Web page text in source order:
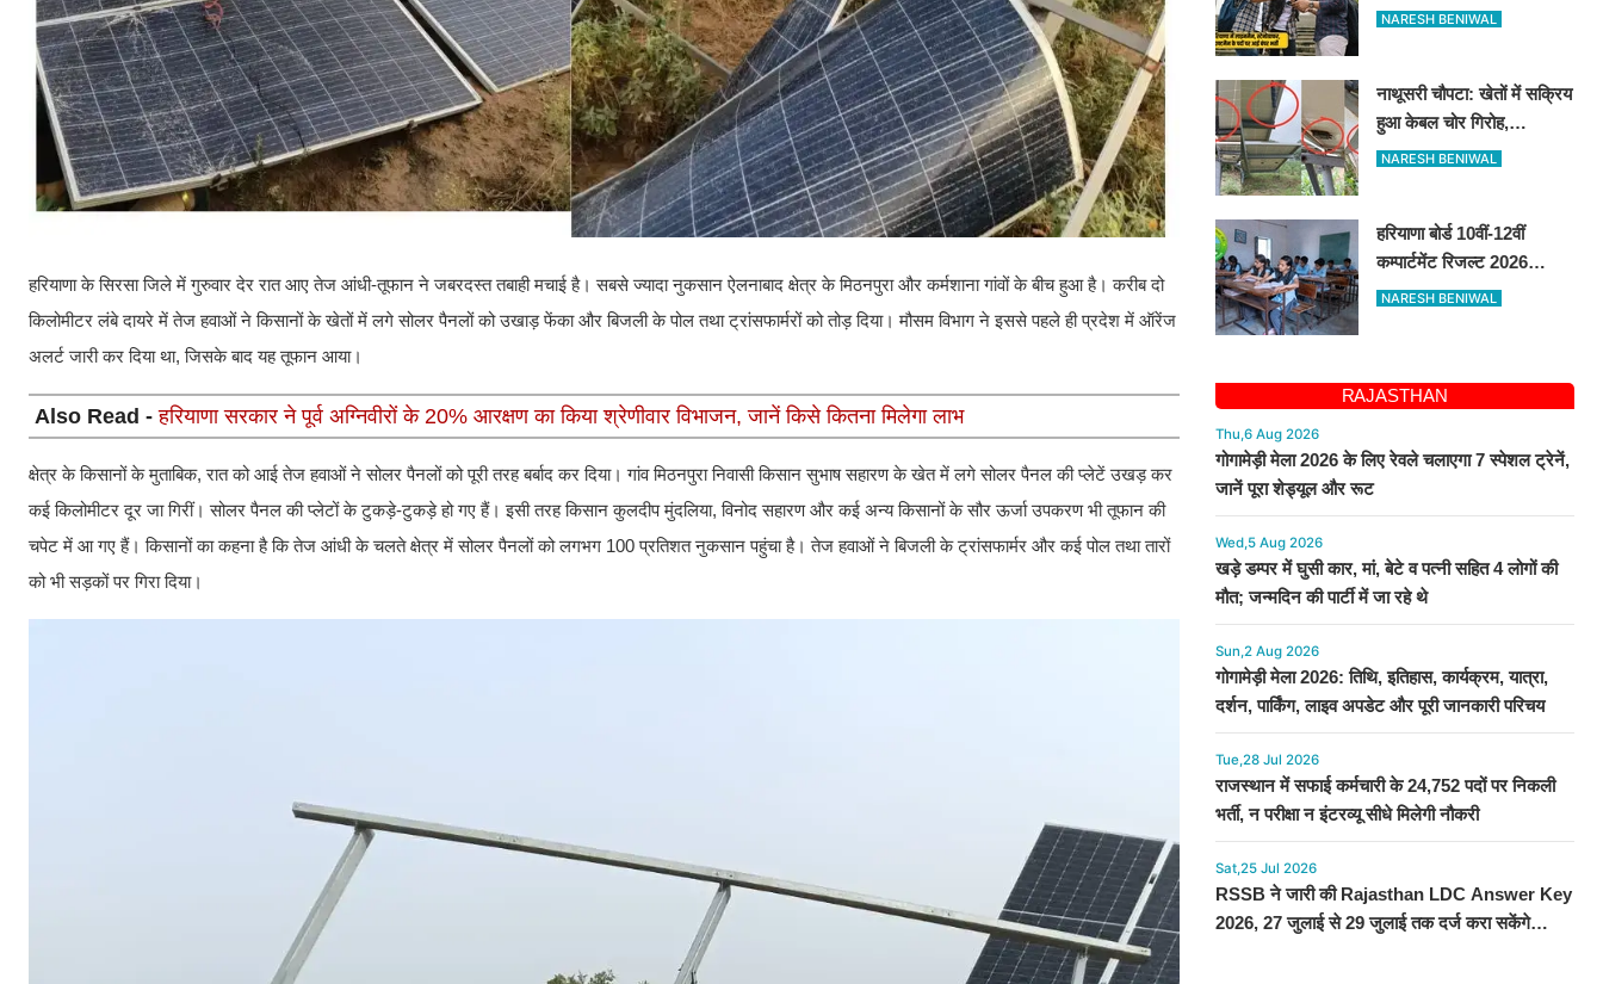
हरियाणा के सिरसा जिले में गुरुवार देर रात आए तेज आंधी-तूफान ने जबरदस्त तबाही मचाई है। सबसे ज्यादा नुकसान ऐलनाबाद क्षेत्र के मिठनपुरा और कर्मशाना गांवों के बीच हुआ है। करीब दो
किलोमीटर लंबे दायरे में तेज हवाओं ने किसानों के खेतों में लगे सोलर पैनलों को उखाड़ फेंका और बिजली के पोल तथा ट्रांसफार्मरों को तोड़ दिया। मौसम विभाग ने इससे पहले ही प्रदेश में ऑरेंज
अलर्ट जारी कर दिया था, जिसके बाद यह तूफान आया।
Also Read -हरियाणा सरकार ने पूर्व अग्निवीरों के 20% आरक्षण का किया श्रेणीवार विभाजन, जानें किसे कितना मिलेगा लाभ
क्षेत्र के किसानों के मुताबिक, रात को आई तेज हवाओं ने सोलर पैनलों को पूरी तरह बर्बाद कर दिया। गांव मिठनपुरा निवासी किसान सुभाष सहारण के खेत में लगे सोलर पैनल की प्लेटें उखड़ कर
कई किलोमीटर दूर जा गिरीं। सोलर पैनल की प्लेटों के टुकड़े-टुकड़े हो गए हैं। इसी तरह किसान कुलदीप मुंदलिया, विनोद सहारण और कई अन्य किसानों के सौर ऊर्जा उपकरण भी तूफान की
चपेट में आ गए हैं। किसानों का कहना है कि तेज आंधी के चलते क्षेत्र में सोलर पैनलों को लगभग 100 प्रतिशत नुकसान पहुंचा है। तेज हवाओं ने बिजली के ट्रांसफार्मर और कई पोल तथा तारों
को भी सड़कों पर गिरा दिया।
ड्राफ्टमैन के पदों पर आई बंपर
NARESH BENIWAL
नाथूसरी चौपटा: खेतों में सक्रिय
हुआ केबल चोर गिरोह,
गुसाईआना में 4 सोलर पैनल
NARESH BENIWAL
हरियाणा बोर्ड 10वीं-12वीं
कम्पार्टमेंट रिजल्ट 2026
जारी, bseh.org.in से करें
NARESH BENIWAL
RAJASTHAN
Thu,6 Aug 2026
गोगामेड़ी मेला 2026 के लिए रेवले चलाएगा 7 स्पेशल ट्रेनें,
जानें पूरा शेड्यूल और रूट
Wed,5 Aug 2026
खड़े डम्पर में घुसी कार, मां, बेटे व पत्नी सहित 4 लोगों की
मौत; जन्मदिन की पार्टी में जा रहे थे
Sun,2 Aug 2026
गोगामेड़ी मेला 2026: तिथि, इतिहास, कार्यक्रम, यात्रा,
दर्शन, पार्किंग, लाइव अपडेट और पूरी जानकारी परिचय
Tue,28 Jul 2026
राजस्थान में सफाई कर्मचारी के 24,752 पदों पर निकली
भर्ती, न परीक्षा न इंटरव्यू सीधे मिलेगी नौकरी
Sat,25 Jul 2026
RSSB ने जारी की Rajasthan LDC Answer Key
2026, 27 जुलाई से 29 जुलाई तक दर्ज करा सकेंगे